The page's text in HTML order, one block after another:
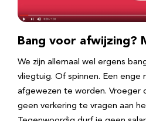
Bang voor afwijzing?
We zijn allemaal wel ergens
vliegtuig. Of spinnen. Een enge
afgewezen te worden. Vroeger
geen verkering te vragen aan